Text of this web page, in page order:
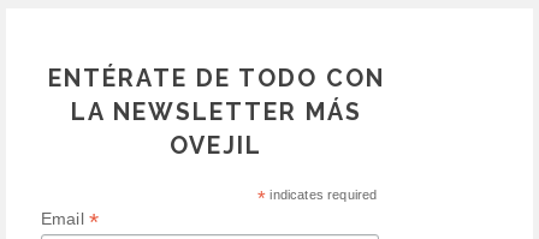
ENTÉRATE DE TODO CON
LA NEWSLETTER MÁS
OVEJIL
* indicates required
Email *